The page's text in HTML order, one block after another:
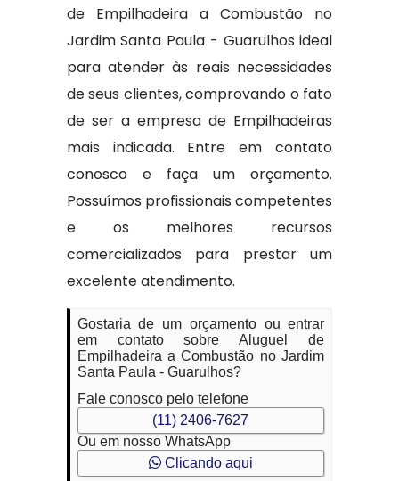
de Empilhadeira a Combustão no
Jardim Santa Paula - Guarulhos ideal
para atender às reais necessidades
de seus clientes, comprovando o fato
de ser a empresa de Empilhadeiras
mais indicada. Entre em contato
conosco e faça um orçamento.
Possuímos profissionais competentes
e os melhores recursos
comercializados para prestar um
excelente atendimento.
Gostaria de um orçamento ou entrar
em contato sobre Aluguel de
Empilhadeira a Combustão no Jardim
Santa Paula - Guarulhos?
Fale conosco pelo telefone
(11) 2406-7627
Ou em nosso WhatsApp
Clicando aqui